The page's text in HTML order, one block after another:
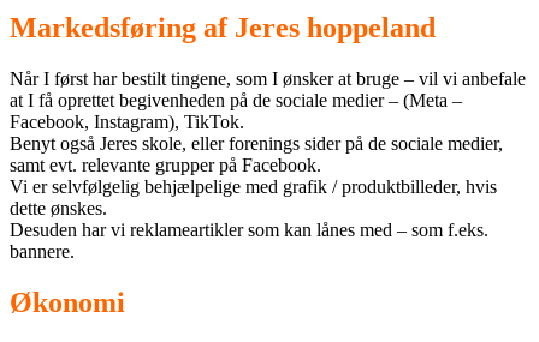
Markedsføring af Jeres hoppeland
Når I først har bestilt tingene, som I ønsker at bruge – vil vi anbefale
at I få oprettet begivenheden på de sociale medier – (Meta –
Facebook, Instagram), TikTok.
Benyt også Jeres skole, eller forenings sider på de sociale medier,
samt evt. relevante grupper på Facebook.
Vi er selvfølgelig behjælpelige med grafik / produktbilleder, hvis
dette ønskes.
Desuden har vi reklameartikler som kan lånes med – som f.eks.
bannere.
Økonomi